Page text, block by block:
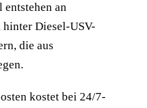
entstehen an
Diesel-USV-
die aus
kostet bei 24/7-